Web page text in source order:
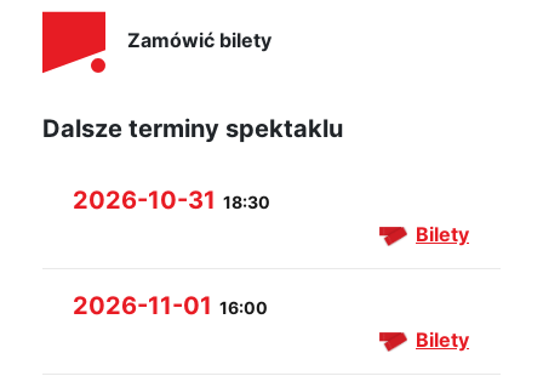
Zamówić bilety
Dalsze terminy spektaklu
2026-10-31 18:30
Bilety
2026-11-01 16:00
Bilety